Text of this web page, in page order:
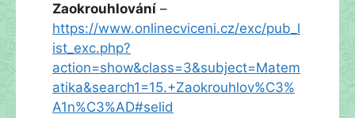
Zaokrouhlování –
https://www.onlinecviceni.cz/exc/pub_l
ist_exc.php?
action=show&class=3&subject=Matem
atika&search1=15.+Zaokrouhlov%C3%
A1n%C3%AD#selid